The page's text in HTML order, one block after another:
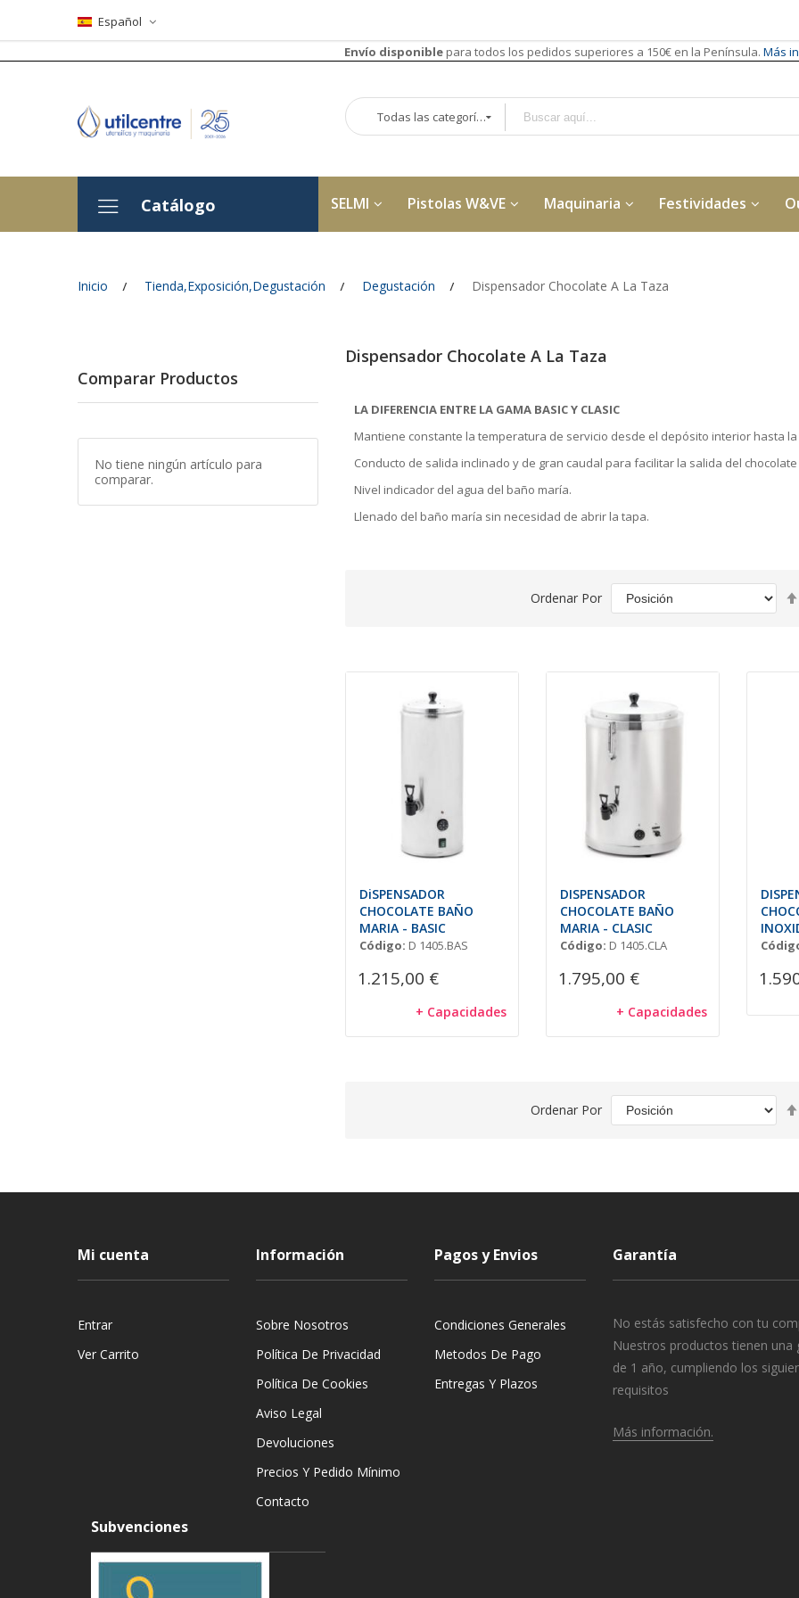
Español
Envío disponible para todos los pedidos superiores a 150€ en la Península. Más
Todas las categorías
Catálogo SELMI Pistolas W&VE Maquinaria Festividades
Inicio Tienda,Exposición,Degustación Degustación Dispensador Chocolate A La Taza
Dispensador Chocolate A La Taza
LA DIFERENCIA ENTRE LA GAMA BASIC Y CLASIC
Mantiene constante la temperatura de servicio desde el depósito interior hasta
Conducto de salida inclinado y de gran caudal para facilitar la salida del
Nivel indicador del agua del baño maría.
Llenado del baño maría sin necesidad de abrir la tapa.
Ordenar Por
DiSPENSADOR
CHOCOLATE BAÑO
MARIA - BASIC
Código: D 1405.BAS
1.215,00 €
+ Capacidades
DISPENSADOR
CHOCOLATE BAÑO
MARIA - CLASIC
Código: D 1405.CLA
1.795,00 €
+ Capacidades
Ordenar Por
Comparar Productos
No tiene ningún artículo para
comparar.
Mi cuenta
Entrar
Ver Carrito
Información
Sobre Nosotros
Política De Privacidad
Política De Cookies
Aviso Legal
Devoluciones
Precios Y Pedido Mínimo
Contacto
Pagos y Envios
Condiciones Generales
Metodos De Pago
Entregas Y Plazos
Garantía
No estás satisfecho con tu
Nuestros productos tienen una
de 1 año, cumpliendo los
requisitos
Más información.
Subvenciones